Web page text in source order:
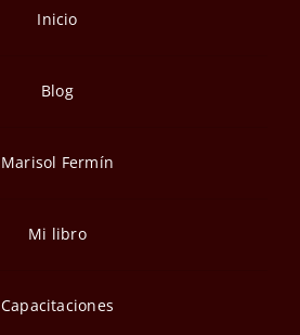
Inicio
Blog
Marisol Fermín
Mi libro
Capacitaciones